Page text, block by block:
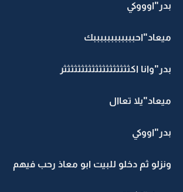
بدر"اوووكي
ميعاد"احببببببببببببك
بدر"وانا اكثثثثثثثثثثثثثثثثثثثر
ميعاد"يلا تعاال
بدر"اووكي
ونزلو ثم دخلو للبيت ابو معاذ رحب فيهم